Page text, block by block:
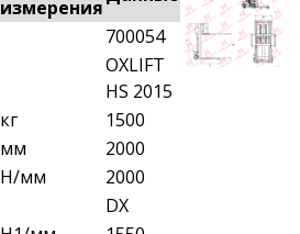
измерения
700054
OXLIFT
HS 2015
кг
1500
мм
2000
H/мм
2000
DX